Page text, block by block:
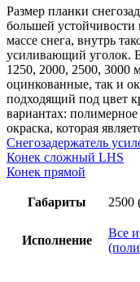
толщина
металла
0,7
мм,
покрытие
RAL
(полиэстер)
Размер планки
большей устойчивости
массе снега, внутрь
усиливающий уголок.
1250, 2000, 2500, 3000
оцинкованные, так и
подходящий под цвет
вариантах:
окраска, которая
Снегозадержатель
Конек сложный LHS
Конек прямой
Габариты 2500
Исполнение
Все